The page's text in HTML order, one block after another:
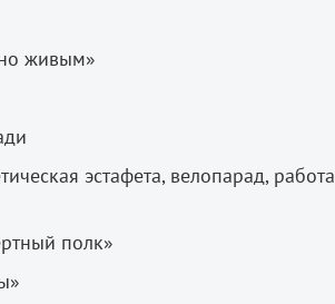
живым»
эстафета, велопарад, работа
полк»